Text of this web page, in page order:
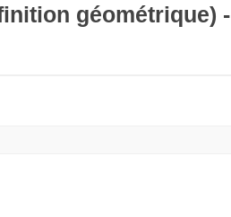
géométrique) -